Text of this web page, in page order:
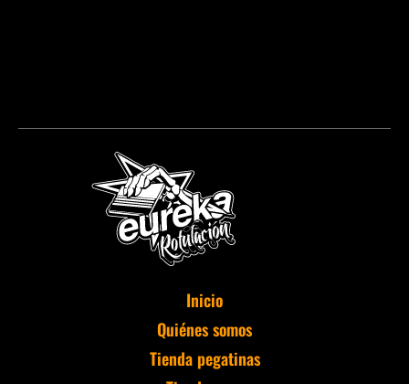
Inicio
Quiénes somos
Tienda pegatinas